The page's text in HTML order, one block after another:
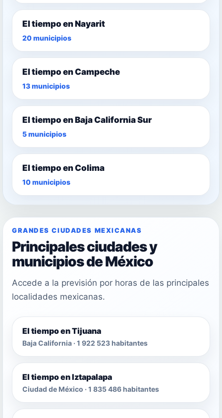
El tiempo en Nayarit
20 municipios
El tiempo en Campeche
13 municipios
El tiempo en Baja California Sur
5 municipios
El tiempo en Colima
10 municipios
GRANDES CIUDADES MEXICANAS
Principales ciudades y
municipios de México
Accede a la previsión por horas de las principales
localidades mexicanas.
El tiempo en Tijuana
Baja California · 1 922 523 habitantes
El tiempo en Iztapalapa
Ciudad de México · 1 835 486 habitantes